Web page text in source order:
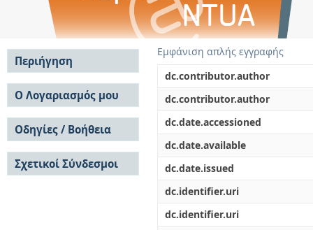
Εμφάνιση απλής εγγραφής
dc.contributor.author
dc.contributor.author
dc.date.accessioned
dc.date.available
dc.date.issued
dc.identifier.uri
dc.identifier.uri
Περιήγηση
Σε όλο το DSpace
Κοινότητες & Συλλογές
Ανά Ημερομηνία
Έκδοσης
Συγγραφείς
Τίτλοι
Θέματα
Ο Λογαριασμός μου
Σύνδεση
Εγγραφή
Οδηγίες / Βοήθεια
Οδηγίες Υποβολής
Οδηγίες Χρήσης ΙΑ
Συχνές Ερωτήσεις
Σχετικοί Σύνδεσμοι